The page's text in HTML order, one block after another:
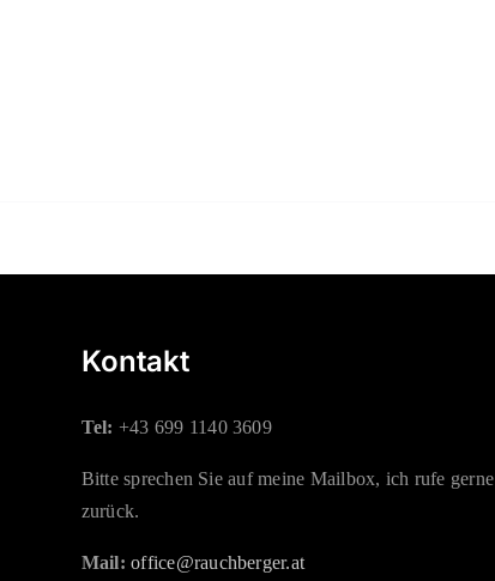
Kontakt
Tel: +43 699 1140 3609
Bitte sprechen Sie auf meine Mailbox, ich rufe gerne
zurück.
Mail: office@rauchberger.at